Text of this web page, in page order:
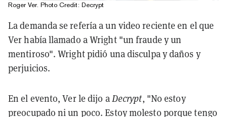
Roger Ver. Photo Credit: Decrypt
La demanda se refería a un video reciente en el que
Ver había llamado a Wright "un fraude y un
mentiroso". Wright pidió una disculpa y daños y
perjuicios.
En el evento, Ver le dijo aDecrypt, "No estoy
preocupado ni un poco. Estoy molesto porque tengo